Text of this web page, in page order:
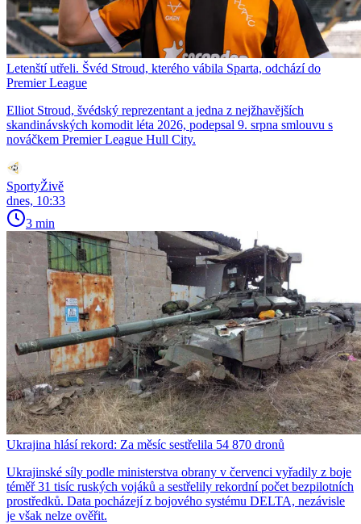
Letenští utřeli. Švéd Stroud, kterého vábila Sparta, odchází do
Premier League
Elliot Stroud, švédský reprezentant a jedna z nejžhavějších
skandinávských komodit léta 2026, podepsal 9. srpna smlouvu s
nováčkem Premier League Hull City.
SportyŽivě
dnes, 10:33
3 min
Ukrajina hlásí rekord: Za měsíc sestřelila 54 870 dronů
Ukrajinské síly podle ministerstva obrany v červenci vyřadily z boje
téměř 31 tisíc ruských vojáků a sestřelily rekordní počet bezpilotních
prostředků. Data pocházejí z bojového systému DELTA, nezávisle
je však nelze ověřit.